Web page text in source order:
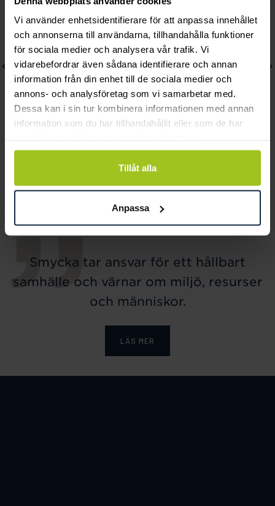
Vi använder enhetsidentifierare för att anpassa innehållet
och annonserna till användarna, tillhandahålla funktioner
för sociala medier och analysera vår trafik. Vi
vidarebefordrar även sådana identifierare och annan
information från din enhet till de sociala medier och
annons- och analysföretag som vi samarbetar med.
Dessa kan i sin tur kombinera informationen med annan
information som du har tillhandahållit eller som de har
Tillåt alla
Anpassa
August
Kejsarlänk 2,3 mm 18 cm
Pris:1 020 kr
1 020 kr
August
Rävsvans Armband 21cm
Pris:1 740 kr
1 740 kr
Smycka tar ansvar för ett hållbart
samhälle och värnar om miljö, resurser
och människor.
LÄS MER